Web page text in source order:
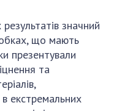
значний
що мають
презентували
та
екстремальних